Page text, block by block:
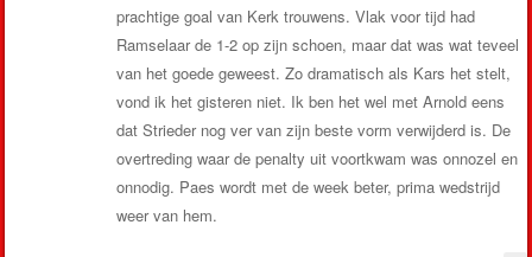
prachtige goal van Kerk trouwens. Vlak voor tijd had
Ramselaar de 1-2 op zijn schoen, maar dat was wat teveel
van het goede geweest. Zo dramatisch als Kars het stelt,
vond ik het gisteren niet. Ik ben het wel met Arnold eens
dat Strieder nog ver van zijn beste vorm verwijderd is. De
overtreding waar de penalty uit voortkwam was onnozel en
onnodig. Paes wordt met de week beter, prima wedstrijd
weer van hem.